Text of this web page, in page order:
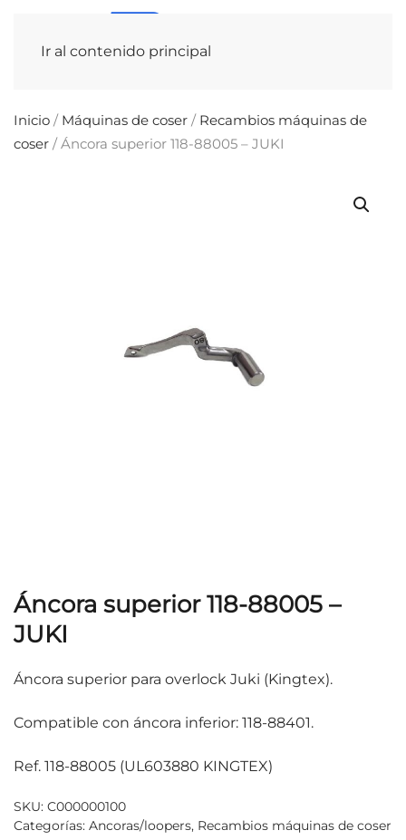
Ir al contenido principal
Inicio / Máquinas de coser / Recambios máquinas de
coser / Áncora superior 118-88005 – JUKI
Áncora superior 118-88005 –
JUKI
Áncora superior para overlock Juki (Kingtex).
Compatible con áncora inferior: 118-88401.
Ref. 118-88005 (UL603880 KINGTEX)
SKU: C000000100
Categorías: Ancoras/loopers, Recambios máquinas de coser